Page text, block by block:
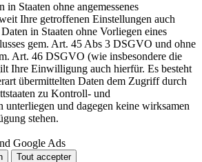
Staaten ohne angemessenes
Ihre getroffenen Einstellungen auch
in Staaten ohne Vorliegen eines
gem. Art. 45 Abs 3 DSGVO und ohne
Art. 46 DSGVO (wie insbesondere die
Ihre Einwilligung auch hierfür. Es besteht
übermittelten Daten dem Zugriff durch
zu Kontroll- und
unterliegen und dagegen keine wirksamen
stehen.
Google Ads
Tout accepter